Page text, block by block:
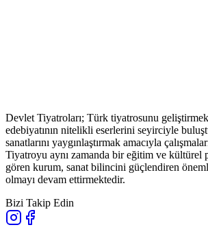
Devlet Tiyatroları; Türk tiyatrosunu
edebiyatının nitelikli eserlerini seyirciyle
sanatlarını yaygınlaştırmak amacıyla
Tiyatroyu aynı zamanda bir eğitim ve kültürel
gören kurum, sanat bilincini güçlendiren önemli
olmayı devam ettirmektedir.
Bizi Takip Edin